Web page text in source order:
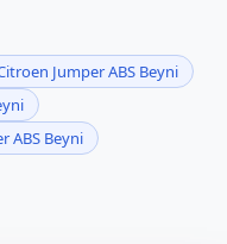
Jumper ABS Beyni
ABS Beyni